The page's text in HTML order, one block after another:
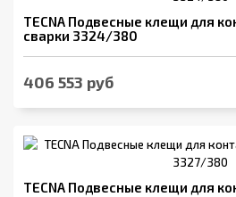
TECNA Подвесные клещи для
сварки 3324/380
406 553 руб
TECNA Подвесные клещи для